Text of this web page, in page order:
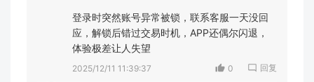
登录时突然账号异常被锁，联系客服一天没回
应，解锁后错过交易时机，APP还偶尔闪退，
体验极差让人失望
2025/12/11 11:39:37 0 回复